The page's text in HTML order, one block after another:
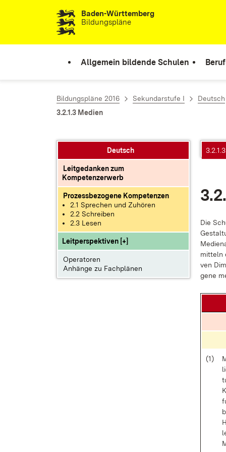
Zum Inhalt springenBaden-Württemberg
Bildungspläne
Allgemein bildende Schulen
Bildungspläne 2016 Sekundarstufe I Deutsch
3.2.1.3 Medien
Deutsch
Leitgedanken zum
Kompetenzerwerb
Prozessbezogene Kompetenzen
2.1 Sprechen und Zuhören
2.2 Schreiben
2.3 Lesen
Leitperspektiven [+]
Operatoren
Anhänge zu Fachplänen
Die
mit­teln
ven
ge­ne
(1)